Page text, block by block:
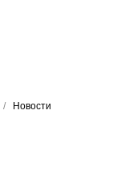
/ Новости